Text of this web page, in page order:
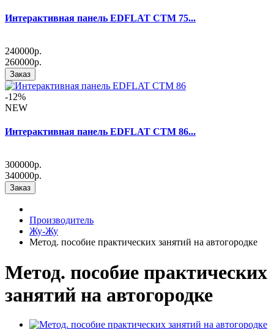
Интерактивная панель EDFLAT CTM 75...
240000р.
260000р.
Заказ
-12%
NEW
Интерактивная панель EDFLAT CTM 86...
300000р.
340000р.
Заказ
Производитель
Жу-Жу
Метод. пособие практических занятий на автогородке
Метод. пособие практических
занятий на автогородке